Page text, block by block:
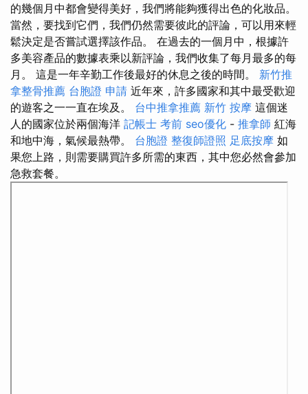
的幾個月中都會變得美好，我們將能夠獲得出色的化妝品。
當然，要找到它們，我們仍然需要彼此的評論，可以用來輕
鬆決定是否嘗試選擇該作品。 在過去的一個月中，根據許
多美容產品的數據表乘以新評論，我們收集了每月最多的每
月。 這是一年辛勤工作後最好的休息之後的時間。 新竹推
拿整骨推薦 台胞證 申請 近年來，許多國家和其中最受歡迎
的遊客之一一直在埃及。 台中推拿推薦 新竹 按摩 這個迷
人的國家位於兩個海洋 記帳士 考前 seo優化 - 推拿師 紅海
和地中海，氣候最熱帶。 台胞證 整復師證照 足底按摩 如
果您上路，則需要購買許多所需的東西，其中您必然會參加
急救套餐。